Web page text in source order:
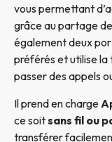
vous permettant
grâce au partage
également deux
préférés et utilise la
passer des appels
Il prend en charge
ce soitsans fil ou
transférer